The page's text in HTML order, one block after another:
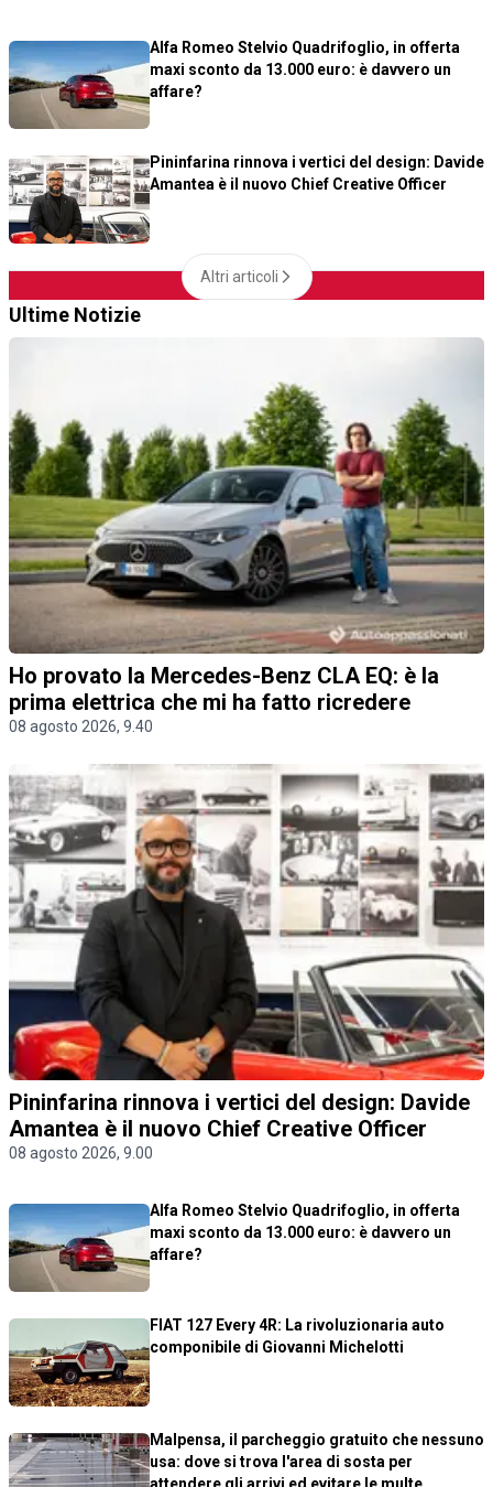
Alfa Romeo Stelvio Quadrifoglio, in offerta
maxi sconto da 13.000 euro: è davvero un
affare?
Pininfarina rinnova i vertici del design: Davide
Amantea è il nuovo Chief Creative Officer
Altri articoli
Ultime Notizie
Ho provato la Mercedes-Benz CLA EQ: è la
prima elettrica che mi ha fatto ricredere
08 agosto 2026, 9.40
Pininfarina rinnova i vertici del design: Davide
Amantea è il nuovo Chief Creative Officer
08 agosto 2026, 9.00
Alfa Romeo Stelvio Quadrifoglio, in offerta
maxi sconto da 13.000 euro: è davvero un
affare?
FIAT 127 Every 4R: La rivoluzionaria auto
componibile di Giovanni Michelotti
Malpensa, il parcheggio gratuito che nessuno
usa: dove si trova l'area di sosta per
attendere gli arrivi ed evitare le multe